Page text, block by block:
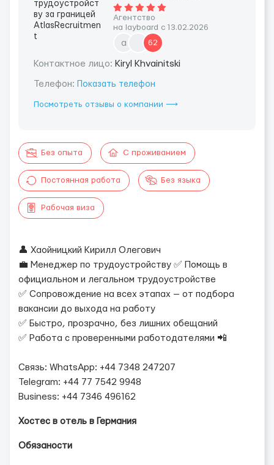
Агентство
на layboard с 13.02.2026
a 62
Контактное лицо: Kiryl Khvainitski
Телефон: Показать телефон
Посмотреть отзывы о компании ⟶
Без опыта С проживанием
Постоянная работа Без языка
Рабочая виза
👤 Хаойницкий Кирилл Олегович
💼 Менеджер по трудоустройству ✅ Помощь в
официальном и легальном трудоустройстве
✅ Сопровождение на всех этапах — от подбора
вакансии до выхода на работу
✅ Быстро, прозрачно, без лишних обещаний
✅ Работа с проверенными работодателями 📲
Связь: WhatsApp: +44 7348 247207
Telegram: +44 77 7542 9948
Business: +44 7346 496162
Хостес в отель в Германия
Обязаности